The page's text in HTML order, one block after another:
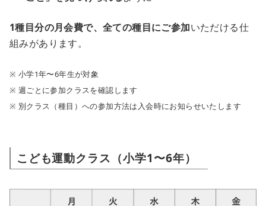
1種目分の月会費で、全ての種目にご参加いただける仕
組みがあります。
※ 小学1年〜6年生が対象
※ 週ごとに参加クラスを確認します
※ 別クラス（種目）への参加方法は入会時にお知らせいたします
こども運動クラス（小学1〜6年）